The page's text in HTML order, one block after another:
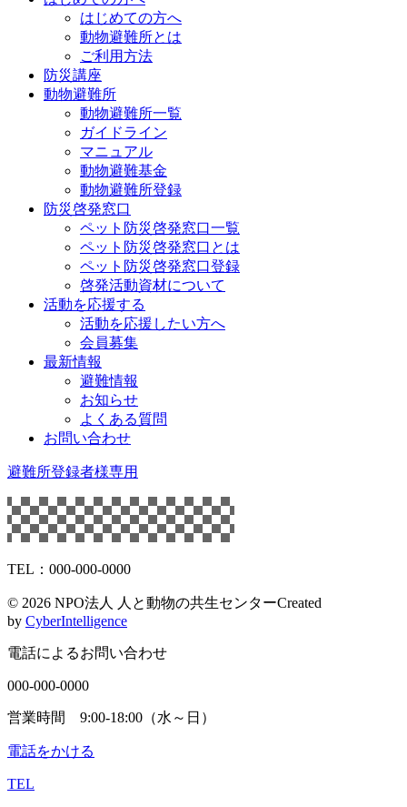
はじめての方へ
動物避難所とは
ご利用方法
防災講座
動物避難所
動物避難所一覧
ガイドライン
マニュアル
動物避難基金
動物避難所登録
防災啓発窓口
ペット防災啓発窓口一覧
ペット防災啓発窓口とは
ペット防災啓発窓口登録
啓発活動資材について
活動を応援する
活動を応援したい方へ
会員募集
最新情報
避難情報
お知らせ
よくある質問
お問い合わせ
避難所登録者様専用
TEL：000-000-0000
© 2026 NPO法人 人と動物の共生センターCreated
by CyberIntelligence
電話によるお問い合わせ
000-000-0000
営業時間 9:00-18:00（水～日）
電話をかける
TEL